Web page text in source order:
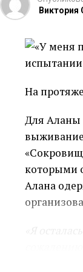
Виктория
На
Для Аланы
которыми
Алана
60